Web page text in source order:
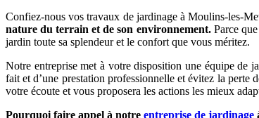
Confiez-nous vos travaux de jardinage à Moulins-les-
nature du terrain et de son environnement.Parce que
jardin toute sa splendeur et le confort que vous méritez.
Notre entreprise met à votre disposition une équipe de
fait et d’une prestation professionnelle et évitez la perte
votre écoute et vous proposera les actions les mieux
Pourquoi faire appel à notre entreprise de jardinage